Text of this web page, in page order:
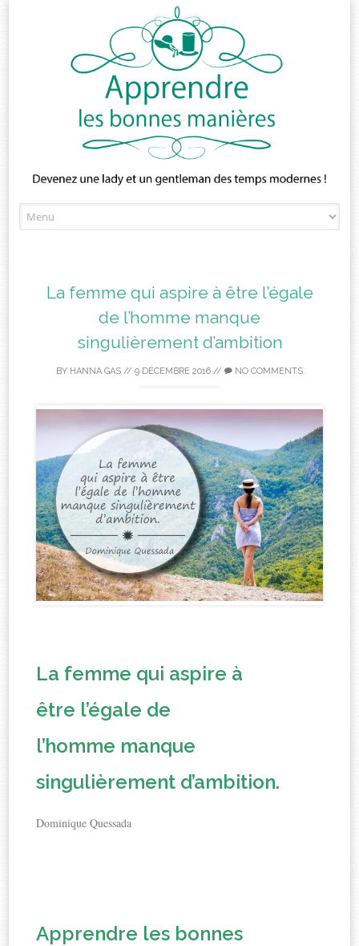
to
La femme qui aspire à être l’égale
de l’homme manque
singulièrement d’ambition
BY HANNA GAS // 9 DÉCEMBRE 2016 // NO COMMENTS
La femme qui aspire à
être l’égale de
l’homme manque
singulièrement d’ambition.
Dominique Quessada
Apprendre les bonnes